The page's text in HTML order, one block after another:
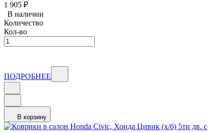
1 905 ₽
В наличии
Количество
Кол-во
ПОДРОБНЕЕ
В корзину